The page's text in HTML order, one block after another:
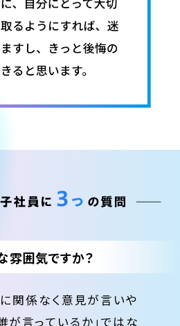
雰囲気ですか？
関係なく意見が言いや
が言っているか」ではな